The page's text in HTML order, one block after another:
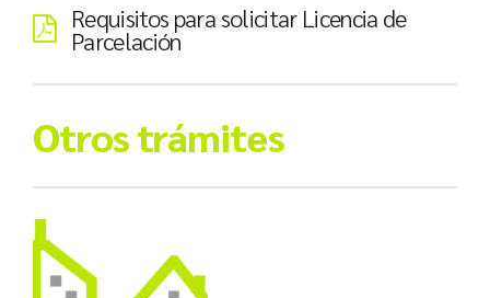
Requisitos para solicitar Licencia de
Parcelación
Otros trámites